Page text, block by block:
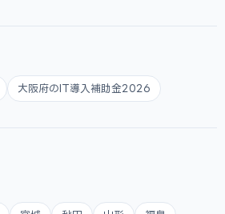
大阪府のIT導入補助金2026